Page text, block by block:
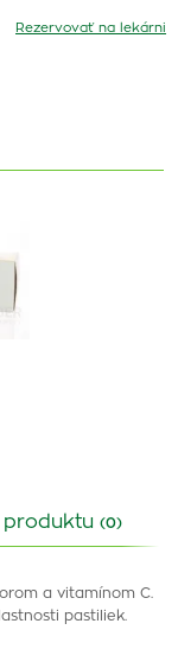
Rezervovať na lekárni
produktu (0)
a vitamínom C.
pastiliek.